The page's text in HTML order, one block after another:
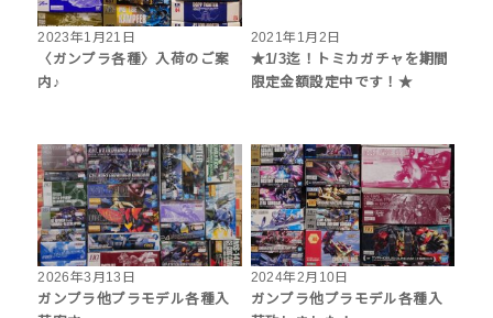
2023年1月21日
〈ガンプラ各種〉入荷のご案
内♪
2021年1月2日
★1/3迄！トミカガチャを期間
限定金額設定中です！★
2026年3月13日
ガンプラ他プラモデル各種入
2024年2月10日
ガンプラ他プラモデル各種入